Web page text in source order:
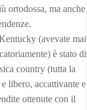
ortodossa, ma anche
(avevate mai
è stato di
country (tutta la
libero, accattivante e
ottenute con il